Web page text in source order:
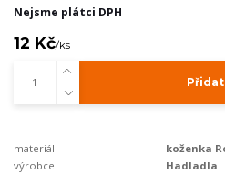
Nejsme plátci DPH
12 Kč/ks
materiál:
koženka
výrobce:
Hadladla